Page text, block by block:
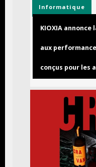
Informatique
KIOXIA annonce
aux
conçus pour les